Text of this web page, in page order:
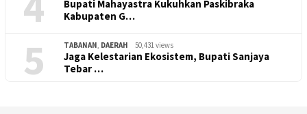
Bupati Mahayastra Kukuhkan Paskibraka
Kabupaten G…
5 TABANAN, DAERAH 50,431 views
Jaga Kelestarian Ekosistem, Bupati Sanjaya
Tebar …